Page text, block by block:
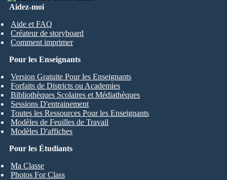
Aidez-moi
Aide et FAQ
Créateur de storyboard
Comment imprimer
Pour les Étudiants
Ma Classe
Photos For Class
Pour les Enseignants
Version Gratuite Pour les Enseignants
Forfaits de Districts ou Academies
Bibliothèques Scolaires et Médiathèques
Sessions D'entrainement
Toutes les Ressources Pour les Enseignants
Modèles de Feuilles de Travail
Modèles D'affiches